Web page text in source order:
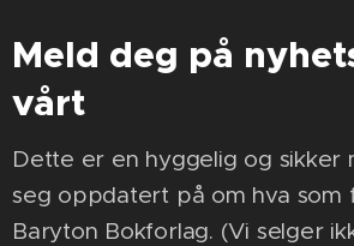
Meld deg på
vårt
Dette er en hyggelig og sikker
seg oppdatert på om hva som
Baryton Bokforlag. (Vi selger